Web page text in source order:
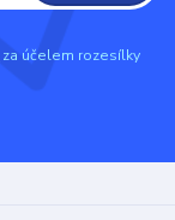
za účelem rozesílky